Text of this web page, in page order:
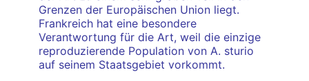
Grenzen der Europäischen Union liegt.
Frankreich hat eine besondere
Verantwortung für die Art, weil die einzige
reproduzierende Population von A. sturio
auf seinem Staatsgebiet vorkommt.